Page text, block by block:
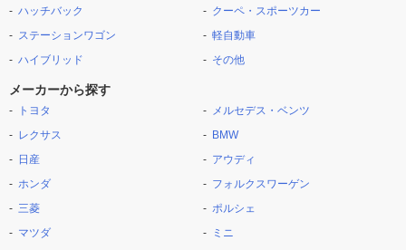
ハッチバック
ステーションワゴン
ハイブリッド
クーペ・スポーツカー
軽自動車
その他
メーカーから探す
トヨタ
レクサス
日産
ホンダ
三菱
マツダ
メルセデス・ベンツ
BMW
アウディ
フォルクスワーゲン
ポルシェ
ミニ